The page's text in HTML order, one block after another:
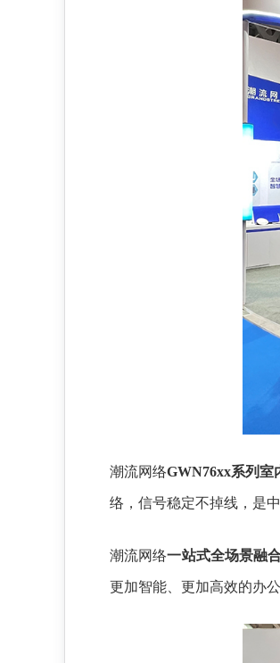
潮流网络GWN76xx系列室
络，信号稳定不掉线，是
潮流网络一站式全场景融
更加智能、更加高效的办